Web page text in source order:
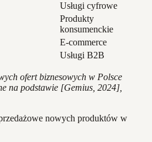
Usługi cyfrowe
Produkty
konsumenckie
E-commerce
Usługi B2B
ofert biznesowych w Polsce
na podstawie [Gemius, 2024],